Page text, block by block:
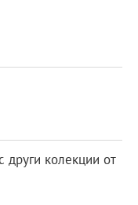
други колекции от